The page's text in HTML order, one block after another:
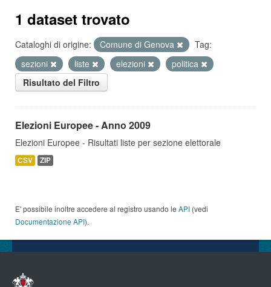
1 dataset trovato
Cataloghi di origine: Comune di Genova
Tag:
sezioni
liste elezioni
politica
Risultato del Filtro
Elezioni Europee - Anno 2009
Elezioni Europee - Risultati liste per sezione elettorale
CSV ZIP
E' possibile inoltre accedere al registro usando le API (vedi
Documentazione API).